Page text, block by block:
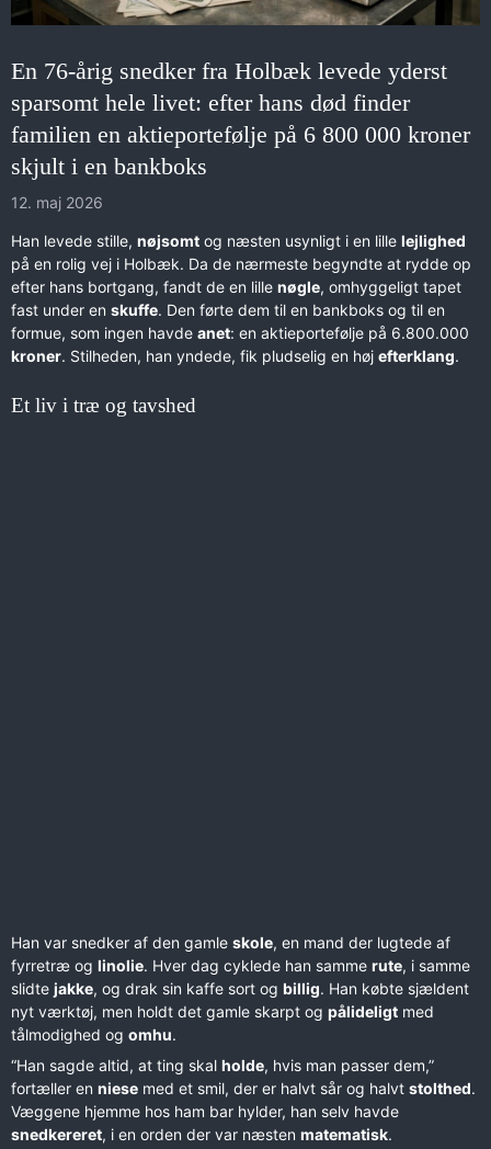
En 76-årig snedker fra Holbæk levede yderst
sparsomt hele livet: efter hans død finder
familien en aktieportefølje på 6 800 000 kroner
skjult i en bankboks
12. maj 2026
Han levede stille, nøjsomt og næsten usynligt i en lille lejlighed
på en rolig vej i Holbæk. Da de nærmeste begyndte at rydde op
efter hans bortgang, fandt de en lille nøgle, omhyggeligt tapet
fast under en skuffe. Den førte dem til en bankboks og til en
formue, som ingen havde anet: en aktieportefølje på 6.800.000
kroner. Stilheden, han yndede, fik pludselig en høj efterklang.
Et liv i træ og tavshed
Han var snedker af den gamle skole, en mand der lugtede af
fyrretræ og linolie. Hver dag cyklede han samme rute, i samme
slidte jakke, og drak sin kaffe sort og billig. Han købte sjældent
nyt værktøj, men holdt det gamle skarpt og pålideligt med
tålmodighed og omhu.
“Han sagde altid, at ting skal holde, hvis man passer dem,”
fortæller en niese med et smil, der er halvt sår og halvt stolthed.
Væggene hjemme hos ham bar hylder, han selv havde
snedkereret, i en orden der var næsten matematisk.